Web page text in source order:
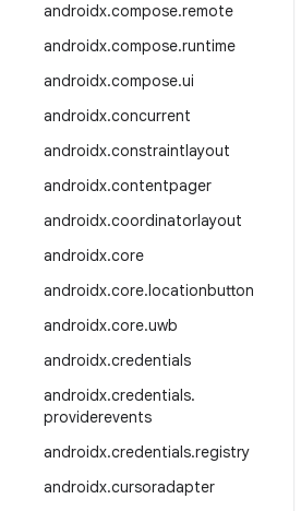
androidx.compose.remote
androidx.compose.runtime
androidx.compose.ui
androidx.concurrent
androidx.constraintlayout
androidx.contentpager
androidx.coordinatorlayout
androidx.core
androidx.core.locationbutton
androidx.core.uwb
androidx.credentials
androidx.credentials.
providerevents
androidx.credentials.registry
androidx.cursoradapter